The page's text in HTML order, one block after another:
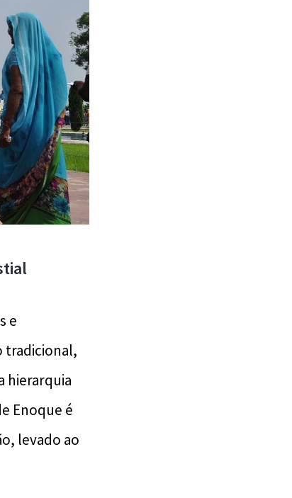
e
tradicional,
hierarquia
Enoque é
levado ao